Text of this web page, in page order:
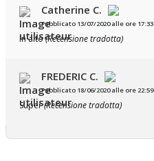
Catherine C.
Pubblicato 13/07/2020 alle ore 17:33
In alto(Recensione tradotta)
FREDERIC C.
Pubblicato 18/06/2020 alle ore 22:59
Super(Recensione tradotta)